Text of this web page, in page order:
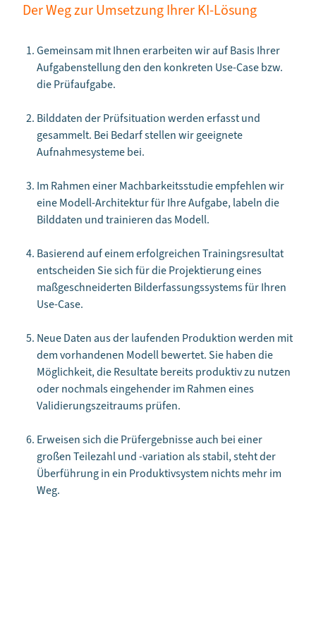
Der Weg zur Umsetzung Ihrer KI-Lösung
Gemeinsam mit Ihnen erarbeiten wir auf Basis Ihrer
Aufgabenstellung den den konkreten Use-Case bzw.
die Prüfaufgabe.
Bilddaten der Prüfsituation werden erfasst und
gesammelt. Bei Bedarf stellen wir geeignete
Aufnahmesysteme bei.
Im Rahmen einer Machbarkeitsstudie empfehlen wir
eine Modell-Architektur für Ihre Aufgabe, labeln die
Bilddaten und trainieren das Modell.
Basierend auf einem erfolgreichen Trainingsresultat
entscheiden Sie sich für die Projektierung eines
maßgeschneiderten Bilderfassungssystems für Ihren
Use-Case.
Neue Daten aus der laufenden Produktion werden mit
dem vorhandenen Modell bewertet. Sie haben die
Möglichkeit, die Resultate bereits produktiv zu nutzen
oder nochmals eingehender im Rahmen eines
Validierungszeitraums prüfen.
Erweisen sich die Prüfergebnisse auch bei einer
großen Teilezahl und -variation als stabil, steht der
Überführung in ein Produktivsystem nichts mehr im
Weg.